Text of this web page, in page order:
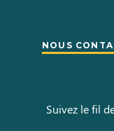
NOUS
Suivez le fil